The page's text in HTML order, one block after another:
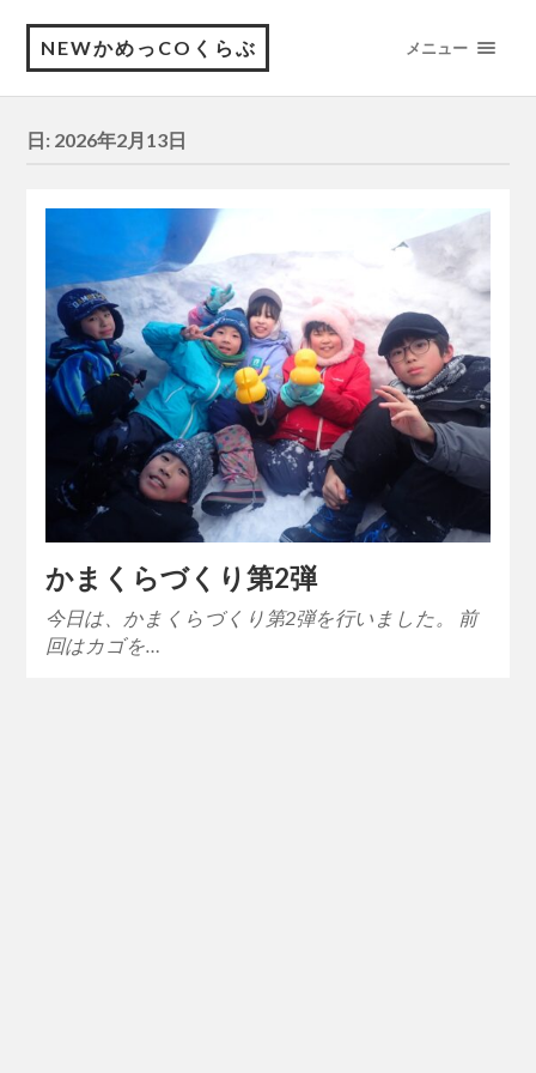
NEWかめっCOくらぶ メニュー
日: 2026年2月13日
かまくらづくり第2弾
今日は、かまくらづくり第2弾を行いました。 前
回はカゴを…